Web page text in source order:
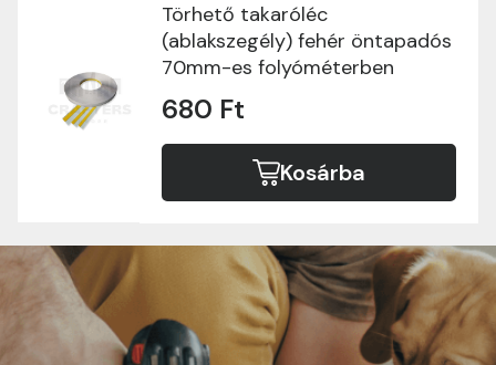
Törhető takaróléc
(ablakszegély) fehér öntapadós
70mm-es folyóméterben
680 Ft
Kosárba